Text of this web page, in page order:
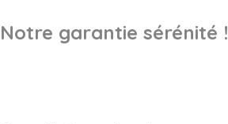
Notre garantie sérénité !